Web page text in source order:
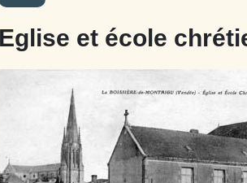
Eglise et école